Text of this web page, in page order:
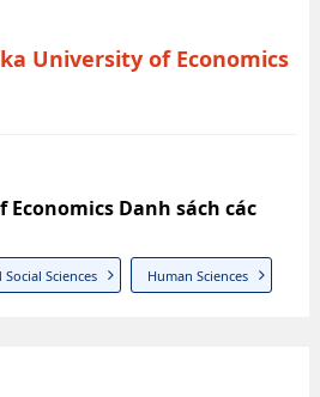
University of Economics
Danh sách các
Sciences Human Sciences